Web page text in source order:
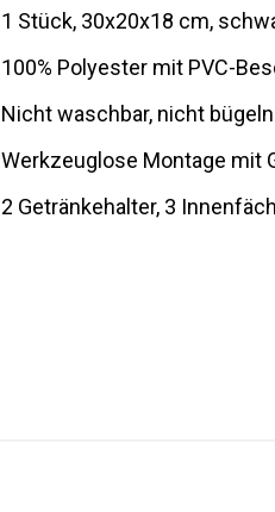
1 Stück, 30x20x18 cm,
100% Polyester mit PVC-
Nicht waschbar, nicht bügeln
Werkzeuglose Montage mit
2 Getränkehalter, 3